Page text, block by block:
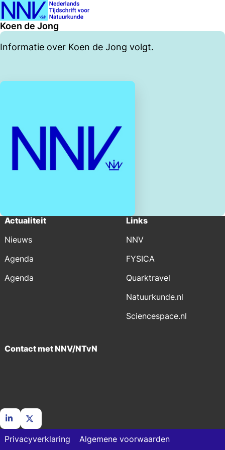
Koen de Jong
Informatie over Koen de Jong volgt.
Actualiteit
Nieuws
Agenda
Agenda
Links
NNV
FYSICA
Quarktravel
Natuurkunde.nl
Sciencespace.nl
Contact met NNV/NTvN
Ga
naar
Privacyverklaring Algemene voorwaarden